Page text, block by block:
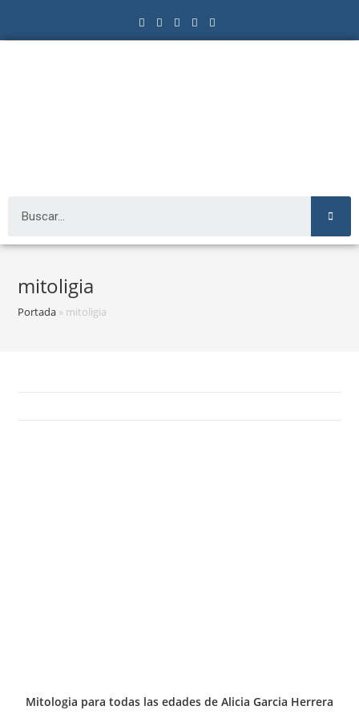
mitoligia
Portada » mitoligia
Mitologia para todas las edades de Alicia Garcia Herrera